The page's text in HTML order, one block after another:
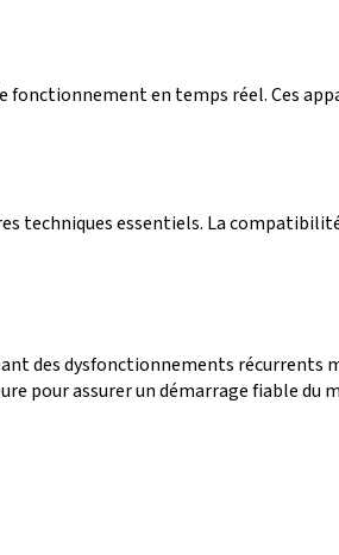
en temps réel. Ces
techniques essentiels. La
des dysfonctionnements récurrents
pour assurer un démarrage fiable du